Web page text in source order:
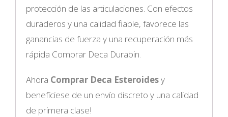
protección de las articulaciones. Con efectos
duraderos y una calidad fiable, favorece las
ganancias de fuerza y una recuperación más
rápida Comprar Deca Durabin.
Ahora Comprar Deca Esteroidesy
benefíciese de un envío discreto y una calidad
de primera clase!